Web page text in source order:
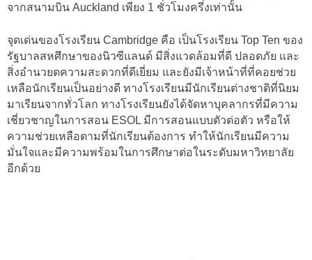
จากสนามบิน Auckland เพียง 1 ชั่วโมงครึ่งเท่านั้น
จุดเด่นของโรงเรียน Cambridge คือ เป็นโรงเรียน Top Ten ของ
รัฐบาลสหศึกษาของนิวซีแลนด์ มีสิ่งแวดล้อมที่ดี ปลอดภัย และ
สิ่งอำนวยตความสะดวกที่ดีเยี่ยม และยังมีเจ้าหน้าที่ที่คอยช่วย
เหลือนักเรียนเป็นอย่างดี ทางโรงเรียนมีนักเรียนต่างชาติที่นิยม
มาเรียนจากทั่วโลก ทางโรงเรียนยังได้จัดหาบุคลากรที่มีความ
เชี่ยวชาญในการสอน ESOL มีการสอนแบบตัวต่อตัว หรือให้
ความช่วยเหลือตามที่นักเรียนต้องการ ทำให้นักเรียนมีความ
มั่นใจและมีความพร้อมในการศึกษาต่อในระดับมหาวิทยาลัย
อีกด้วย